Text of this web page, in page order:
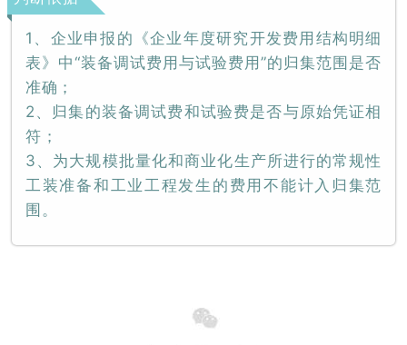
1、企业申报的《企业年度研究开发费用结构明细
表》中“装备调试费用与试验费用”的归集范围是否
准确；
2、归集的装备调试费和试验费是否与原始凭证相
符；
3、为大规模批量化和商业化生产所进行的常规性
工装准备和工业工程发生的费用不能计入归集范
围。